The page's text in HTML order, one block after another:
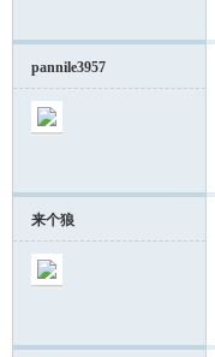
pannile3957
来个狼